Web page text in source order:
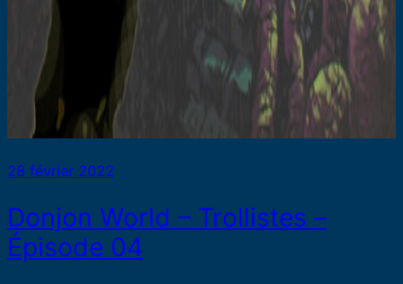
28 février 2022
Donjon World – Trollistes –
Épisode 04